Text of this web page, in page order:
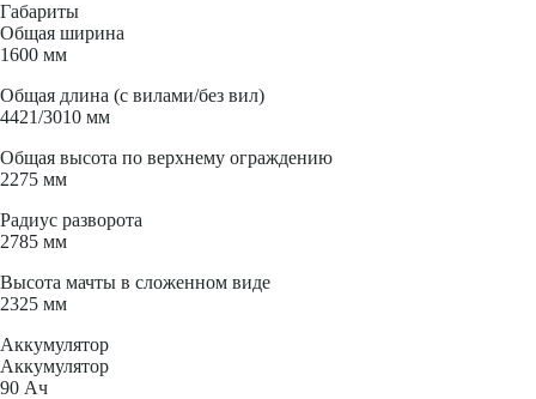
Габариты
Общая ширина
1600 мм
Общая длина (с вилами/без вил)
4421/3010 мм
Общая высота по верхнему ограждению
2275 мм
Радиус разворота
2785 мм
Высота мачты в сложенном виде
2325 мм
Аккумулятор
Аккумулятор
90 Ач